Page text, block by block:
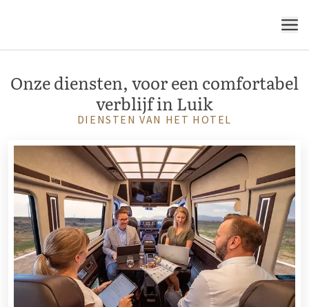
MENU
voor een comfortabel verblijf
Onze diensten, voor een comfortabel
verblijf in Luik
DIENSTEN VAN HET HOTEL